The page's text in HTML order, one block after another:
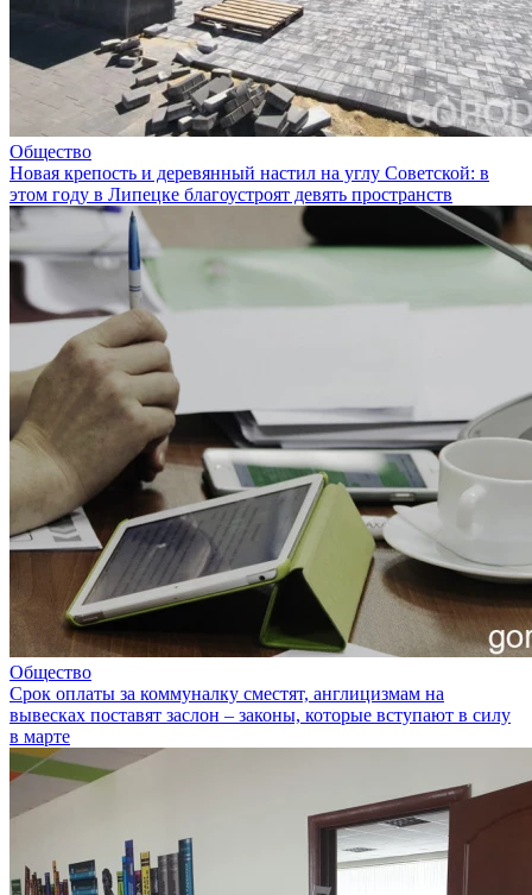
Общество
Новая крепость и деревянный настил на углу Советской: в
этом году в Липецке благоустроят девять пространств
Общество
Срок оплаты за коммуналку сместят, англицизмам на
вывесках поставят заслон – законы, которые вступают в силу
в марте